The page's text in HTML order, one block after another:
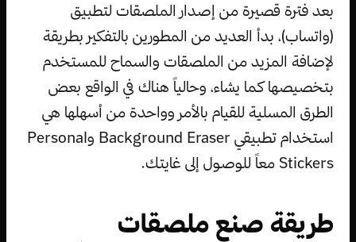
بعد فترة قصيرة من إصدار الملصقات لتطبيق
(واتساب)، بدأ العديد من المطورين بالتفكير بطريقة
لإضافة المزيد من الملصقات والسماح للمستخدم
بتخصيصها كما يشاء، وحالياً هناك في الواقع بعض
الطرق المسلية للقيام بالأمر وواحدة من أسهلها هي
استخدام تطبيقي Background Eraser وPersonal
Stickers معاً للوصول إلى غايتك.
طريقة صنع ملصقات